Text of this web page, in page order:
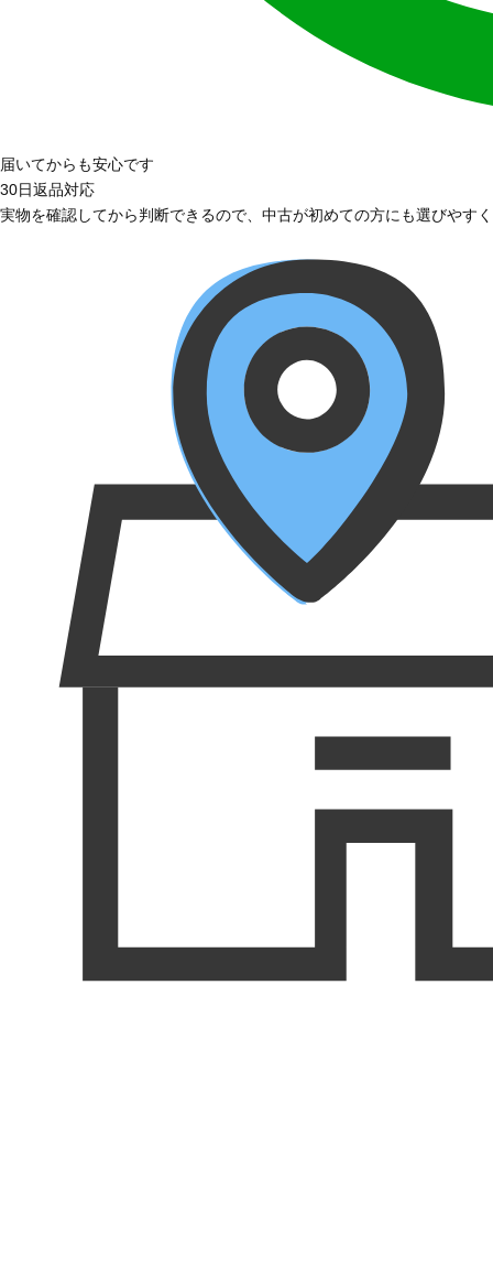
届いてからも安心です
30日返品対応
実物を確認してから判断できるので、中古が初めての方にも選びやす